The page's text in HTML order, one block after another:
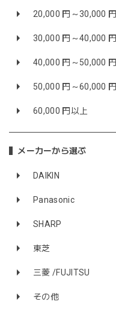
20,000 円～30,000 円
30,000 円～40,000 円
40,000 円～50,000 円
50,000 円～60,000 円
60,000 円以上
メーカーから選ぶ
DAIKIN
Panasonic
SHARP
東芝
三菱 /FUJITSU
その他